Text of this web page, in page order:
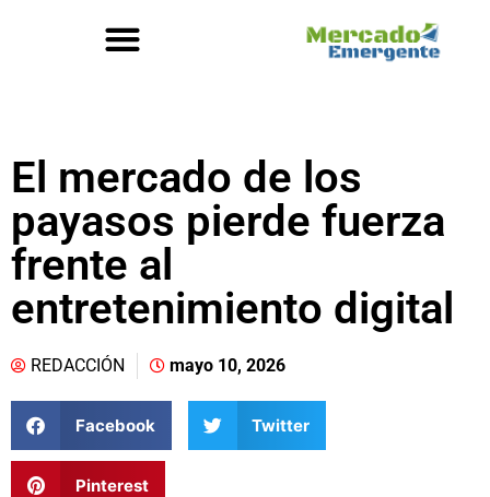
El mercado de los
payasos pierde fuerza
frente al
entretenimiento digital
REDACCIÓN mayo 10, 2026
Facebook Twitter
Pinterest